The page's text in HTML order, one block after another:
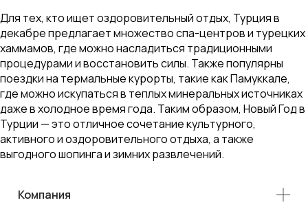
Для тех, кто ищет оздоровительный отдых, Турция в
декабре предлагает множество спа-центров и турецких
хаммамов, где можно насладиться традиционными
процедурами и восстановить силы. Также популярны
поездки на термальные курорты, такие как Памуккале,
где можно искупаться в теплых минеральных источниках
даже в холодное время года. Таким образом, Новый Год в
Турции — это отличное сочетание культурного,
активного и оздоровительного отдыха, а также
выгодного шопинга и зимних развлечений.
Компания